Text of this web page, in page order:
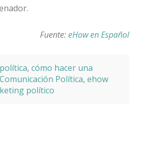
Fuente:eHow en Español
, cómo hacer una
Comunicación Política, ehow
político